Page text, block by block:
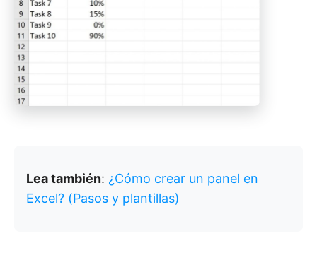
Lea también: ¿Cómo crear un panel en
Excel? (Pasos y plantillas)